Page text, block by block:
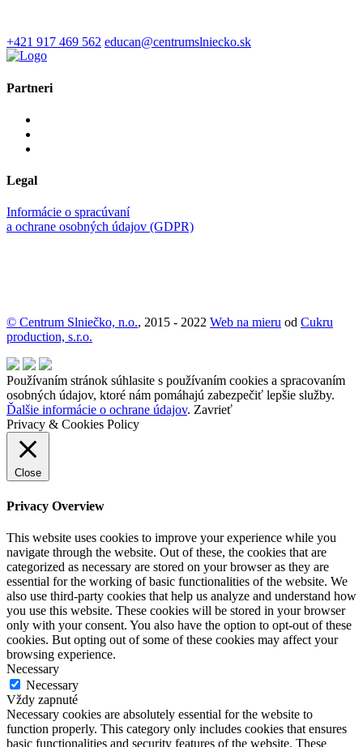
+421 917 469 562 educan@centrumslniecko.sk
Partneri
Legal
Informácie o spracúvaní
a ochrane osobných údajov (GDPR)
© Centrum Slniečko, n.o., 2015 - 2022 Web na mieru od Cukru
production, s.r.o.
Používaním stránok súhlasite s používaním cookies a spracovaním
osobných údajov, ktoré nám pomáhajú zabezpečiť lepšie služby.
Ďalšie informácie o ochrane údajov. Zavrieť
Privacy & Cookies Policy
Close
Privacy Overview
This website uses cookies to improve your experience while you
navigate through the website. Out of these, the cookies that are
categorized as necessary are stored on your browser as they are
essential for the working of basic functionalities of the website. We
also use third-party cookies that help us analyze and understand how
you use this website. These cookies will be stored in your browser
only with your consent. You also have the option to opt-out of these
cookies. But opting out of some of these cookies may affect your
browsing experience.
Necessary
Necessary
Vždy zapnuté
Necessary cookies are absolutely essential for the website to
function properly. This category only includes cookies that ensures
basic functionalities and security features of the website. These